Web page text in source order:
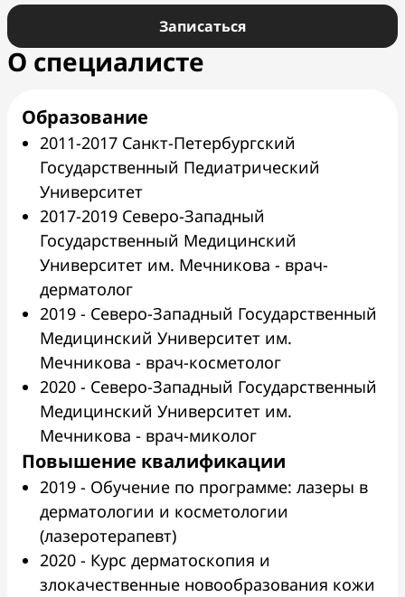
Записаться
О специалисте
Образование
2011-2017 Санкт-Петербургский
Государственный Педиатрический
Университет
2017-2019 Северо-Западный
Государственный Медицинский
Университет им. Мечникова - врач-
дерматолог
2019 - Северо-Западный Государственный
Медицинский Университет им.
Мечникова - врач-косметолог
2020 - Северо-Западный Государственный
Медицинский Университет им.
Мечникова - врач-миколог
Повышение квалификации
2019 - Обучение по программе: лазеры в
дерматологии и косметологии
(лазеротерапевт)
2020 - Курс дерматоскопия и
злокачественные новообразования кожи